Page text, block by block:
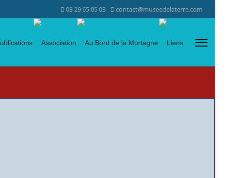
03 29 65 05 03 contact@museedelaterre.com